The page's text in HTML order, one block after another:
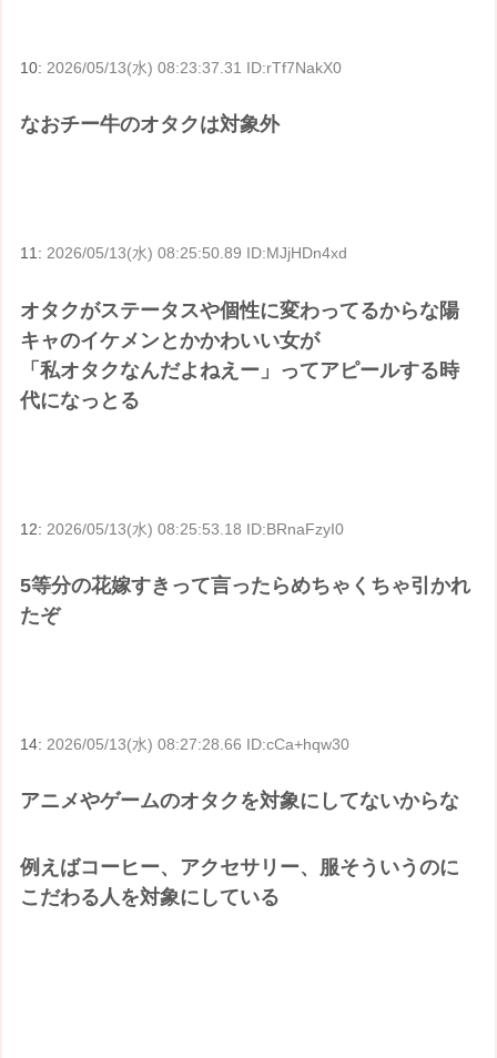
10: 2026/05/13(水) 08:23:37.31 ID:rTf7NakX0
なおチー牛のオタクは対象外
11:2026/05/13(水) 08:25:50.89 ID:MJjHDn4xd
オタクがステータスや個性に変わってるからな陽
キャのイケメンとかかわいい女が
「私オタクなんだよねえー」ってアピールする時
代になっとる
12: 2026/05/13(水) 08:25:53.18 ID:BRnaFzyI0
5等分の花嫁すきって言ったらめちゃくちゃ引かれ
たぞ
14:2026/05/13(水) 08:27:28.66 ID:cCa+hqw30
アニメやゲームのオタクを対象にしてないからな
例えばコーヒー、アクセサリー、服そういうのに
こだわる人を対象にしている